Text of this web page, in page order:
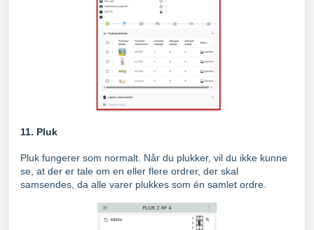
11. Pluk
Pluk fungerer som normalt. Når du plukker, vil du ikke kunne
se, at der er tale om en eller flere ordrer, der skal
samsendes, da alle varer plukkes som én samlet ordre.